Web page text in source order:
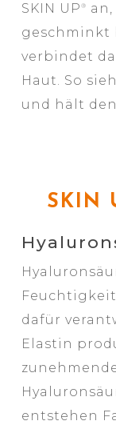
SKIN UP®
geschminkt
verbindet
Haut. So
und hält
SKIN
dafür
Elastin
entstehen